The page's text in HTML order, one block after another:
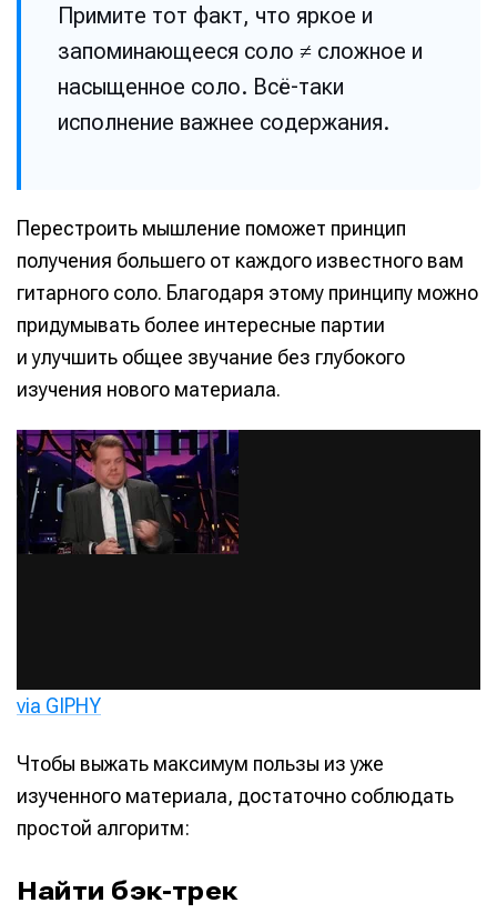
Примите тот факт, что яркое и
запоминающееся соло ≠ сложное и
насыщенное соло. Всё-таки
исполнение важнее содержания.
Перестроить мышление поможет принцип
получения большего от каждого известного вам
гитарного соло. Благодаря этому принципу можно
придумывать более интересные партии
и улучшить общее звучание без глубокого
изучения нового материала.
via GIPHY
Чтобы выжать максимум пользы из уже
изученного материала, достаточно соблюдать
простой алгоритм:
Найти бэк-трек